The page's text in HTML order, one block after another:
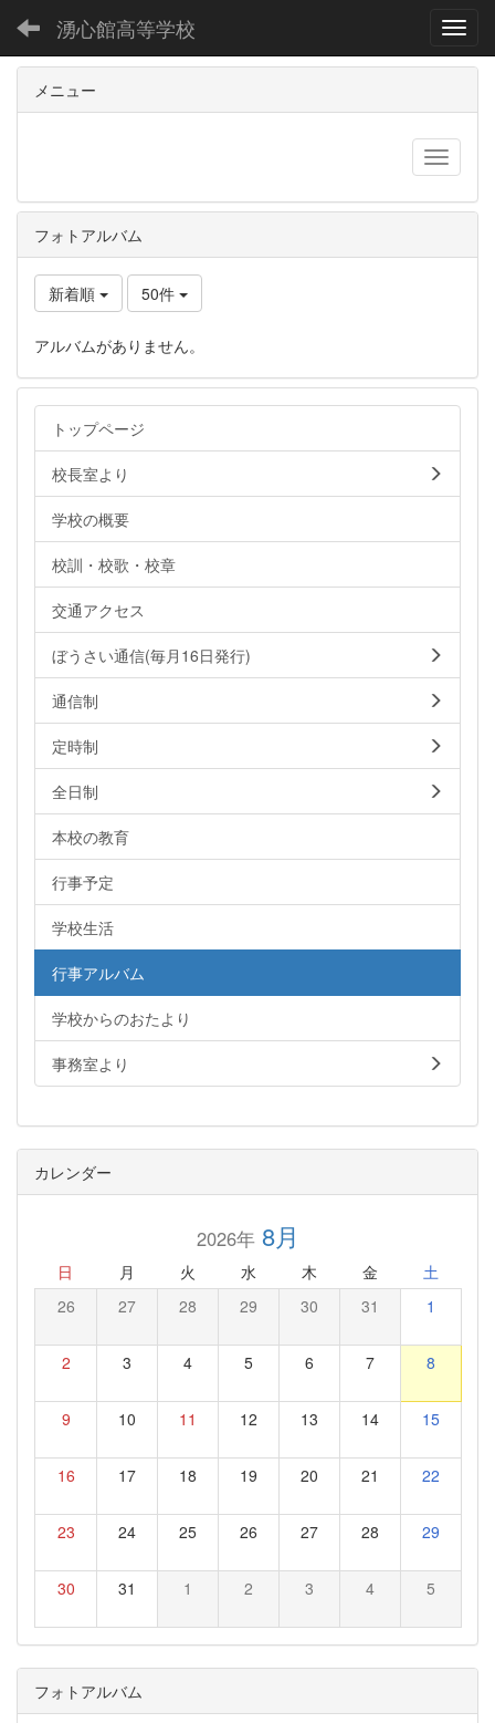
湧心館高等学校
メニュー
フォトアルバム
新着順 50件
アルバムがありません。
トップページ
校長室より
学校の概要
校訓・校歌・校章
交通アクセス
ぼうさい通信(毎月16日発行)
通信制
定時制
全日制
本校の教育
行事予定
学校生活
行事アルバム
学校からのおたより
事務室より
カレンダー
2026年8月
日 月 火 水 木 金 土
26 27 28 29 30 31 1
2 3 4 5 6 7 8
9 10 11 12 13 14 15
16 17 18 19 20 21 22
23 24 25 26 27 28 29
30 31 1 2 3 4 5
フォトアルバム